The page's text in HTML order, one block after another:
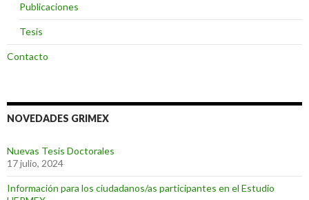
Publicaciones
Tesis
Contacto
NOVEDADES GRIMEX
Nuevas Tesis Doctorales
17 julio, 2024
Información para los ciudadanos/as participantes en el Estudio